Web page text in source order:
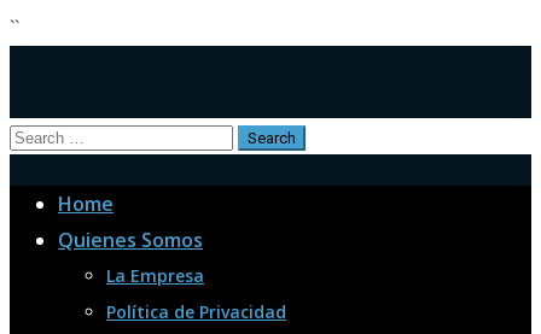
``
Home
Quienes Somos
La Empresa
Política de Privacidad